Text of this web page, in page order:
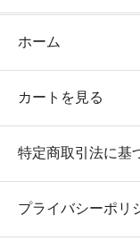
ホーム
カートを見る
特定商取引法に基
プライバシーポリ